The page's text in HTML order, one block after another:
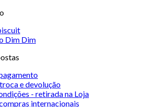
Dim Dim
e devolução
- retirada na Loja
internacionais